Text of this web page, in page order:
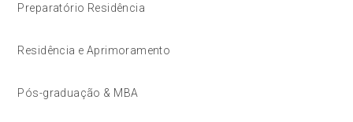
Preparatório Residência
Residência e Aprimoramento
Pós-graduação & MBA